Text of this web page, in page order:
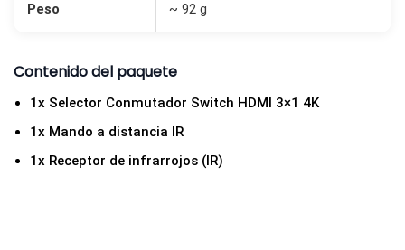
Peso ~ 92 g
Contenido del paquete
1x Selector Conmutador Switch HDMI 3×1 4K
1x Mando a distancia IR
1x Receptor de infrarrojos (IR)